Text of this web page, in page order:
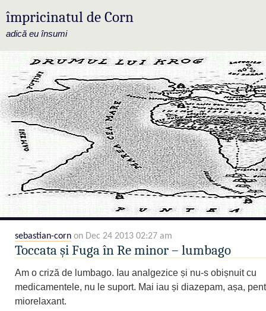
împricinatul de Corn
adică eu însumi
sebastian-corn on Dec 24 2013 02:27 am
Toccata și Fuga în Re minor – lumbago
Am o criză de lumbago. Iau analgezice și nu-s obișnuit cu
medicamentele, nu le suport. Mai iau și diazepam, așa,
miorelaxant.